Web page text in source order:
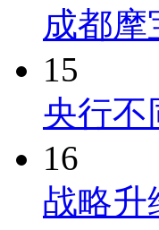
成都摩
15
央行不
16
战略升